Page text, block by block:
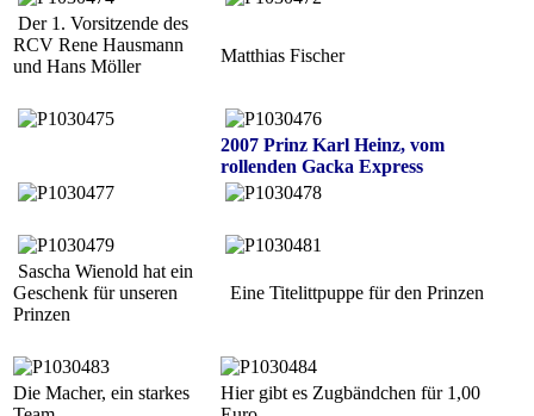
Der 1. Vorsitzende des
RCV Rene Hausmann
und Hans Möller
Matthias Fischer
2007 Prinz Karl Heinz, vom
rollenden Gacka Express
Sascha Wienold hat ein
Geschenk für unseren
Prinzen
Eine Titelittpuppe für den Prinzen
Die Macher, ein starkes
Hier gibt es Zugbändchen für 1,00